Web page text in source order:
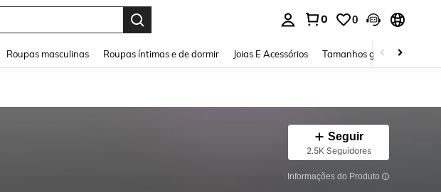
0 0
Roupas masculinas Roupas íntimas e de dormir Joias E Acessórios Tamanhos grandes
Seguir
2.5K Seguidores
Informações do Produto